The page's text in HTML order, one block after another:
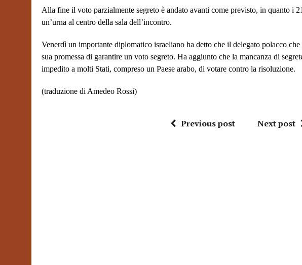
Alla fine il voto parzialmente segreto è andato avanti come previsto, in quanto i
un’urna al centro della sala dell’incontro.
Venerdì un importante diplomatico israeliano ha detto che il delegato polacco
sua promessa di garantire un voto segreto. Ha aggiunto che la mancanza di
impedito a molti Stati, compreso un Paese arabo, di votare contro la risoluzione.
(traduzione di Amedeo Rossi)
Previous post Next post